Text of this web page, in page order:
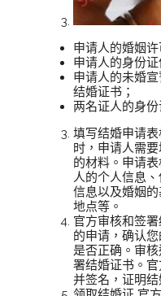
申请人的婚姻许
申请人的身份证
申请人的未婚
结婚证书；
两名证人的身份
填写结婚申请
时，申请人需
的材料。申请
人的个人信息
信息以及婚姻
地点等。
官方审核和签
的申请，确认
是否正确。审
署结婚证书。
并签名，证明